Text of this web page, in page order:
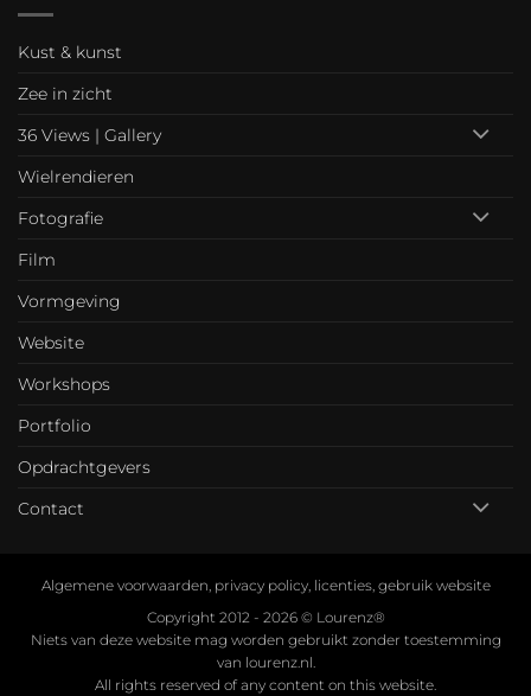
Kust & kunst
Zee in zicht
36 Views | Gallery
Wielrendieren
Fotografie
Film
Vormgeving
Website
Workshops
Portfolio
Opdrachtgevers
Contact
Algemene voorwaarden, privacy policy, licenties, gebruik website
Copyright 2012 - 2026 © Lourenz®
Niets van deze website mag worden gebruikt zonder toestemming
van lourenz.nl.
All rights reserved of any content on this website.